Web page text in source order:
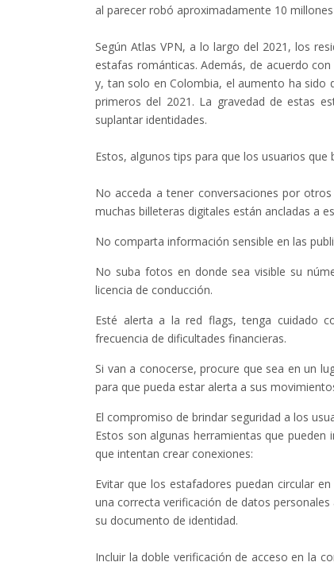
al parecer robó aproximadamente 10
Según Atlas VPN, a lo largo del 2021, los
estafas románticas. Además, de acuerdo
y, tan solo en Colombia, el aumento ha sido
primeros del 2021. La gravedad de estas
suplantar identidades.
Estos, algunos tips para que los usuarios
No acceda a tener conversaciones por
muchas billeteras digitales están ancladas a
No comparta información sensible en las
No suba fotos en donde sea visible su
licencia de conducción.
Esté alerta a la red flags, tenga cuidado
frecuencia de dificultades financieras.
Si van a conocerse, procure que sea en un
para que pueda estar alerta a sus
El compromiso de brindar seguridad a los
Estos son algunas herramientas que
que intentan crear conexiones:
Evitar que los estafadores puedan circular
una correcta verificación de datos
su documento de identidad.
Incluir la doble verificación de acceso en la